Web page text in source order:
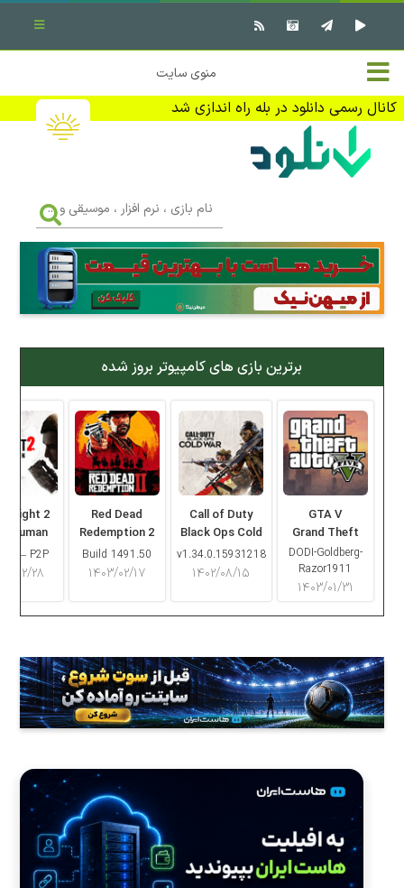
خانه
تماس با ما
تبلیغات
منوی سایت
کانال رسمی دانلود در بله راه اندازی شد
✖ بستن منو
نرم افزار کامپیوتر
بازی کامپیوتر
کتاب
جهت دریافت آخرین اخبار و اطلاعات ما را در کانال رسمی دانلود در
بله دنبال کنید (ورود)
بازی
،
نرم
افزار
،
موسیقی
...
برترین بازی های کامپیوتر بروز شده
GTA V
Grand Theft
Auto V
DODI-Goldberg-
Razor1911
۱۴۰۳/۰۱/۳۱
Call of Duty
Black Ops Cold
War
v1.34.0.15931218
۱۴۰۲/۰۸/۱۵
Red Dead
Redemption 2
Build 1491.50
۱۴۰۳/۰۲/۱۷
Light 2
Human
– P2P
۱۴۰۳/